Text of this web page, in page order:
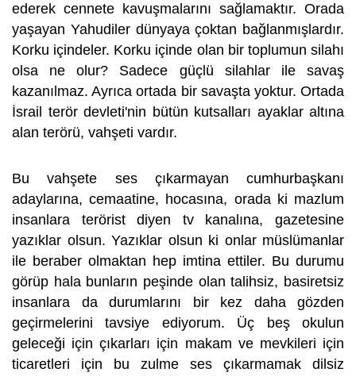
ederek cennete kavuşmalarını sağlamaktır. Orada
yaşayan Yahudiler dünyaya çoktan bağlanmışlardır.
Korku içindeler. Korku içinde olan bir toplumun silahı
olsa ne olur? Sadece güçlü silahlar ile savaş
kazanılmaz. Ayrıca ortada bir savaşta yoktur. Ortada
İsrail terör devleti'nin bütün kutsalları ayaklar altına
alan terörü, vahşeti vardır.
Bu vahşete ses çıkarmayan cumhurbaşkanı
adaylarına, cemaatine, hocasına, orada ki mazlum
insanlara terörist diyen tv kanalına, gazetesine
yazıklar olsun. Yazıklar olsun ki onlar müslümanlar
ile beraber olmaktan hep imtina ettiler. Bu durumu
görüp hala bunların peşinde olan talihsiz, basiretsiz
insanlara da durumlarını bir kez daha gözden
geçirmelerini tavsiye ediyorum. Üç beş okulun
geleceği için çıkarları için makam ve mevkileri için
ticaretleri için bu zulme ses çıkarmamak dilsiz